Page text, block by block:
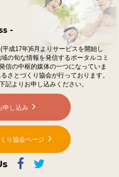
-
成17年)6月よりサービスを開始し
の旬な情報を発信するポータルコミ
信の中枢的媒体の一つになっていま
さとづくり協会が行っております。
記よりお申し込みください。
申し込み
り協会ページ